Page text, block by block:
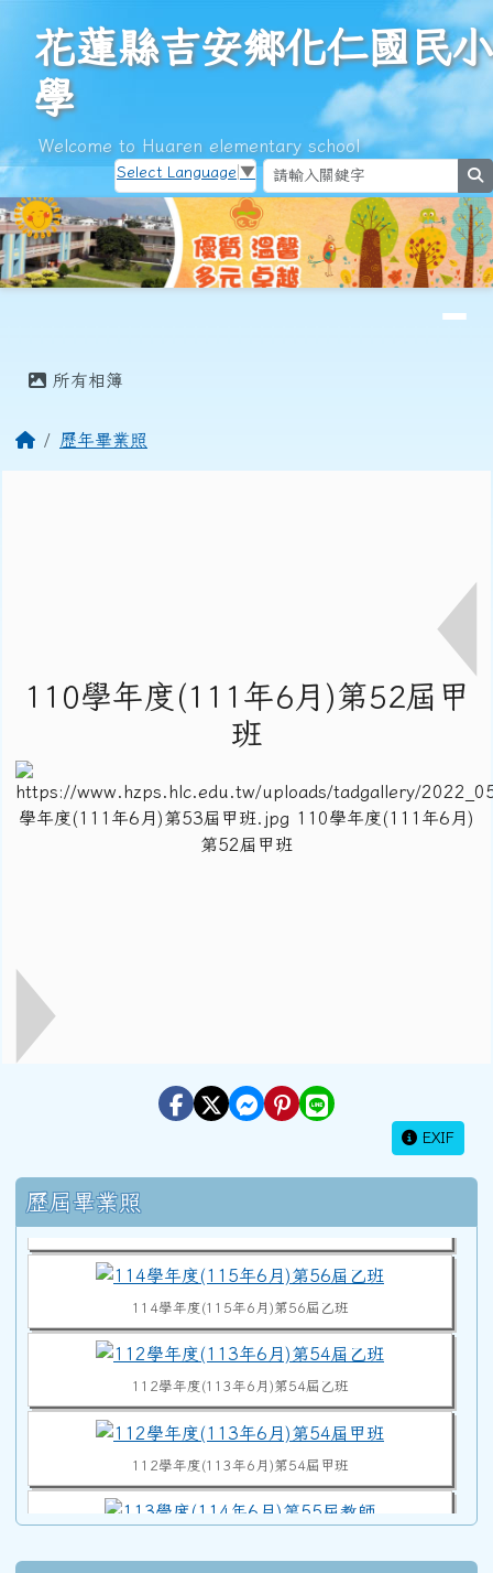
花蓮縣吉安鄉化仁國民小學
花蓮縣吉安鄉化仁國民小
學
Welcome to Huaren elementary school
Select Language ▼
所有相簿
回首頁歷年畢業照
110學年度(111年6月)第52屆甲
班
EXIF
右邊區域內容
歷屆畢業照
114學年度(115年6月)第56屆甲班
113學度(114年6月)第55屆教師